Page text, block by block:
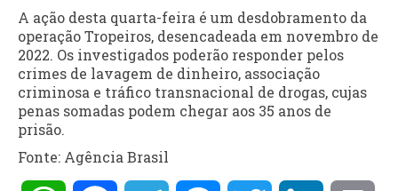
A ação desta quarta-feira é um desdobramento da
operação Tropeiros, desencadeada em novembro de
2022. Os investigados poderão responder pelos
crimes de lavagem de dinheiro, associação
criminosa e tráfico transnacional de drogas, cujas
penas somadas podem chegar aos 35 anos de
prisão.
Fonte: Agência Brasil